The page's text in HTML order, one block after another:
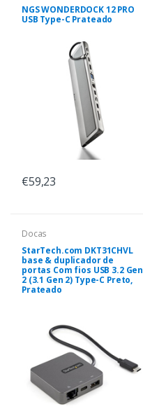
NGS WONDERDOCK 12 PRO
USB Type-C Prateado
€59,23
Docas
StarTech.com DKT31CHVL
base & duplicador de
portas Com fios USB 3.2 Gen
2 (3.1 Gen 2) Type-C Preto,
Prateado